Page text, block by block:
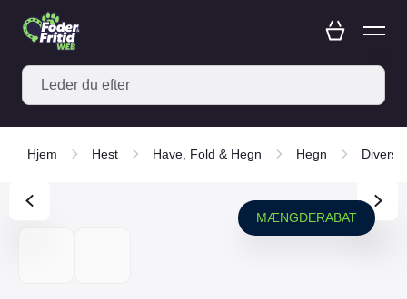
Hjem Hest Have, Fold & Hegn Hegn Diverse
MÆNGDERABAT